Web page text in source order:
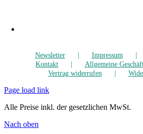
Newsletter Impressum
Kontakt
Allgemeine
Vertrag widerrufen
Page load link
Alle Preise inkl. der gesetzlichen MwSt.
Nach oben